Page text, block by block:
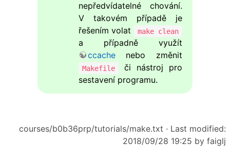
nepředvídatelné chování.
V takovém případě je
řešením volat
make clean
a případně využít
ccachenebo změnit
Makefile
či nástroj pro
sestavení programu.
courses/b0b36prp/tutorials/make.txt · Last modified:
2018/09/28 19:25 by faiglj